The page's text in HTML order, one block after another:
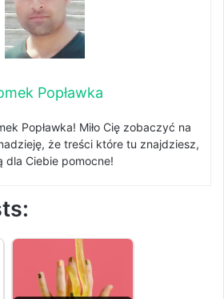
Popławka
Popławka! Miło Cię zobaczyć na
że treści które tu znajdziesz,
dla Ciebie pomocne!